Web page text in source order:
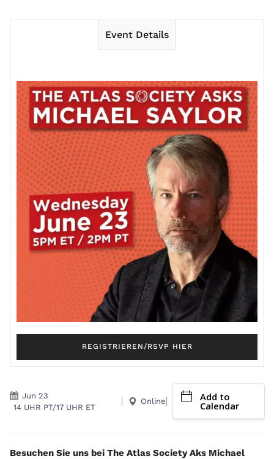
Event Details
REGISTRIEREN/RSVP HIER
Jun 23
14 UHR PT/17 UHR ET
Online Add to
Calendar
Besuchen Sie uns bei The Atlas Society Aks Michael